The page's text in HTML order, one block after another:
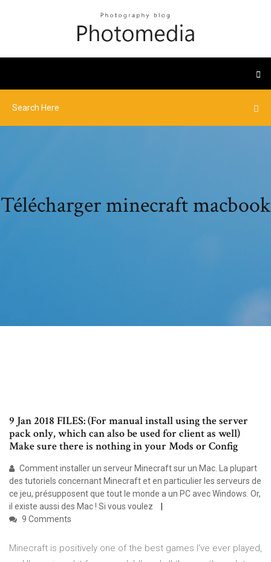
Télécharger minecraft macbook
9 Jan 2018 FILES: (For manual install using the server
pack only, which can also be used for client as well)
Make sure there is nothing in your Mods or Config
Comment installer un serveur Minecraft sur un Mac. La plupart
des tutoriels concernant Minecraft et en particulier les serveurs de
ce jeu, présupposent que tout le monde a un PC avec Windows. Or,
il existe aussi des Mac ! Si vous voulez
9 Comments
Minecraft is positively one of the best games I've ever played,